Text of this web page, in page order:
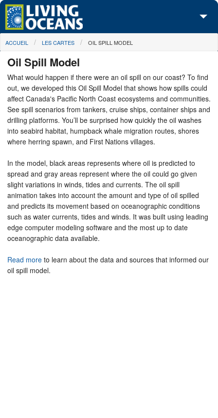
Skip to main content
À propos de nous
Nos campagnes
Centre des Médias
Les Cartes
Passez à l'action
You are here
ACCUEIL LES CARTES OIL SPILL MODEL
Oil Spill Model
What would happen if there were an oil spill on our coast? To find
out, we developed this Oil Spill Model that shows how spills could
affect Canada's Pacific North Coast ecosystems and communities.
See spill scenarios from tankers, cruise ships, container ships and
drilling platforms. You’ll be surprised how quickly the oil washes
into seabird habitat, humpback whale migration routes, shores
where herring spawn, and First Nations villages.
In the model, black areas represents where oil is predicted to
spread and gray areas represent where the oil could go given
slight variations in winds, tides and currents. The oil spill
animation takes into account the amount and type of oil spilled
and predicts its movement based on oceanographic conditions
such as water currents, tides and winds. It was built using leading
edge computer modeling software and the most up to date
oceanographic data available.
Read more to learn about the data and sources that informed our
oil spill model.